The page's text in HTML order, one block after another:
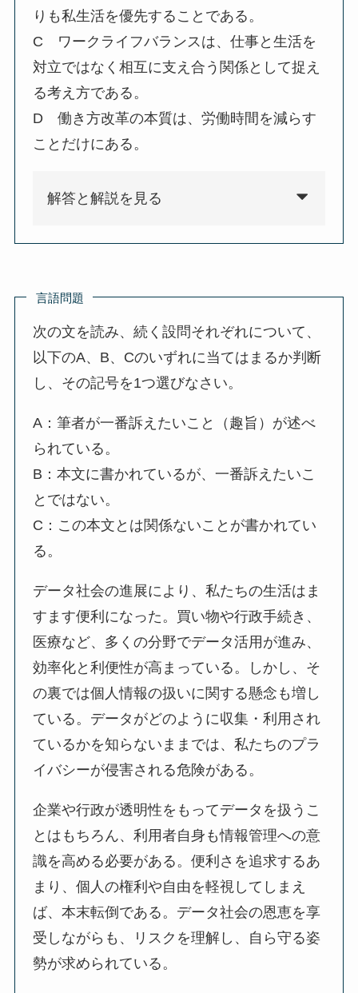
りも私生活を優先することである。
C ワークライフバランスは、仕事と生活を
対立ではなく相互に支え合う関係として捉え
る考え方である。
D 働き方改革の本質は、労働時間を減らす
ことだけにある。
解答と解説を見る
言語問題
次の文を読み、続く設問それぞれについて、
以下のA、B、Cのいずれに当てはまるか判断
し、その記号を1つ選びなさい。
A：筆者が一番訴えたいこと（趣旨）が述べ
られている。
B：本文に書かれているが、一番訴えたいこ
とではない。
C：この本文とは関係ないことが書かれてい
る。
データ社会の進展により、私たちの生活はま
すます便利になった。買い物や行政手続き、
医療など、多くの分野でデータ活用が進み、
効率化と利便性が高まっている。しかし、そ
の裏では個人情報の扱いに関する懸念も増し
ている。データがどのように収集・利用され
ているかを知らないままでは、私たちのプラ
イバシーが侵害される危険がある。
企業や行政が透明性をもってデータを扱うこ
とはもちろん、利用者自身も情報管理への意
識を高める必要がある。便利さを追求するあ
まり、個人の権利や自由を軽視してしまえ
ば、本末転倒である。データ社会の恩恵を享
受しながらも、リスクを理解し、自ら守る姿
勢が求められている。